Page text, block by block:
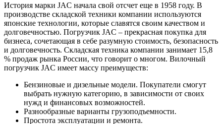
История марки JAC начала свой отсчет еще в 1958 году. В
производстве складской техники компании используются
японские технологии, которые славятся своим качеством и
долговечностью. Погрузчик JAC – прекрасная покупка для
бизнеса, сочетающая в себе разумную стоимость, безопасность
и долговечность. Складская техника компании занимает 15,8
% продаж рынка России, что говорит о многом. Вилочный
погрузчик JAC имеет массу преимуществ:
Бензиновые и дизельные модели. Покупатели смогут
выбрать нужную категорию, в зависимости от своих
нужд и финансовых возможностей.
Разнообразные варианты грузоподъемности.
Простота эксплуатации и ремонта.